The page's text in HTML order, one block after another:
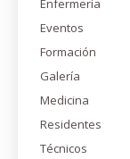
Enfermería
Eventos
Formación
Galería
Medicina
Residentes
Técnicos